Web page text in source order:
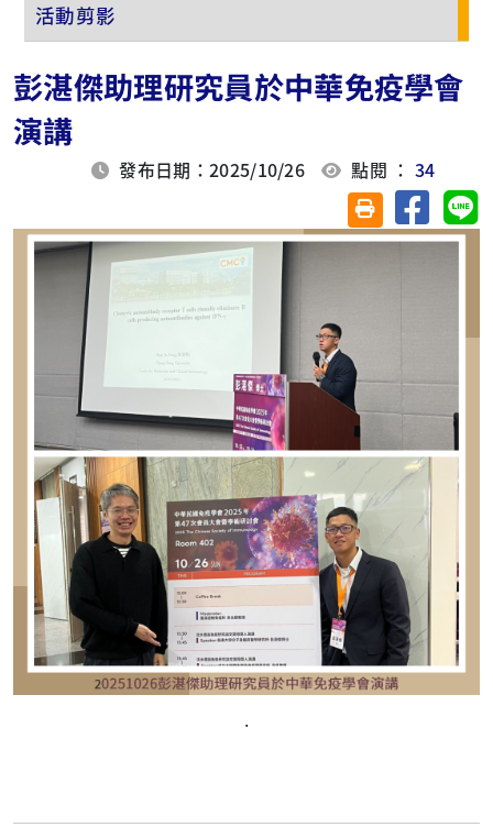
活動剪影
彭湛傑助理研究員於中華免疫學會
演講
發布日期：2025/10/26 點閱 ：34
友善列印(另開視
分享至
.